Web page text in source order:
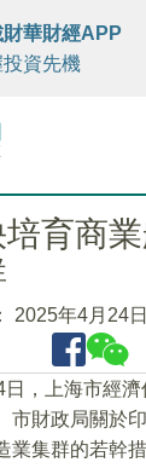
FINTV
財華財經APP
資先機
培育商
2025年4月24
日，上海市經
市財政局關於
業集群的若幹